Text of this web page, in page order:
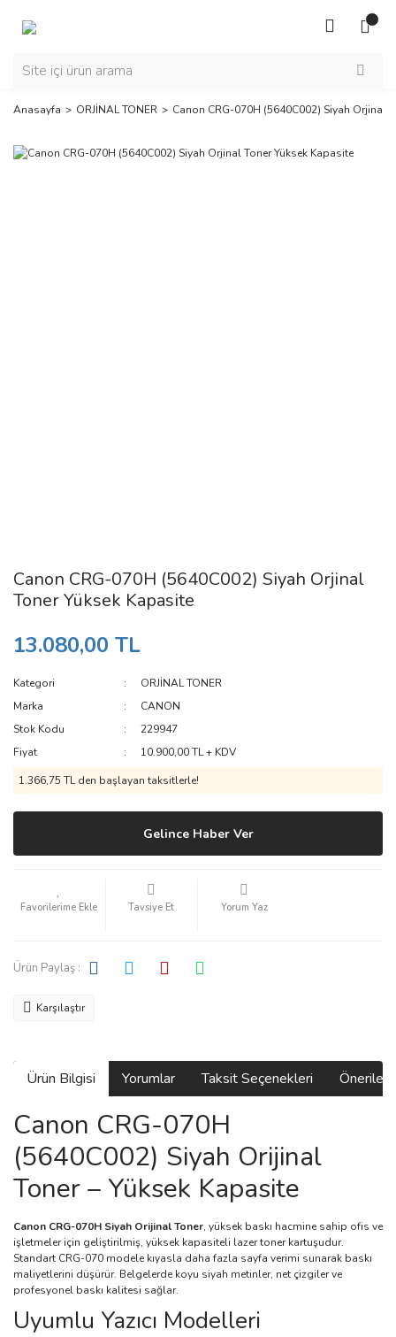
Anasayfa ORJİNAL TONER Canon CRG-070H (5640C002) Siyah Orjinal
Canon CRG-070H (5640C002) Siyah Orjinal
Toner Yüksek Kapasite
13.080,00 TL
Kategori
ORJİNAL TONER
Marka
CANON
Stok Kodu
229947
Fiyat
10.900,00 TL + KDV
1.366,75 TL den başlayan taksitlerle!
Gelince Haber Ver
Tavsiye Et Yorum Yaz
Ürün Paylaş :
Karşılaştır
Ürün Bilgisi Yorumlar Taksit Seçenekleri
Canon CRG-070H
(5640C002) Siyah Orijinal
Toner – Yüksek Kapasite
Canon CRG-070H Siyah Orijinal Toner, yüksek baskı hacmine sahip ofis ve
işletmeler için geliştirilmiş, yüksek kapasiteli lazer toner kartuşudur.
Standart CRG-070 modele kıyasla daha fazla sayfa verimi sunarak baskı
maliyetlerini düşürür. Belgelerde koyu siyah metinler, net çizgiler ve
profesyonel baskı kalitesi sağlar.
Uyumlu Yazıcı Modelleri